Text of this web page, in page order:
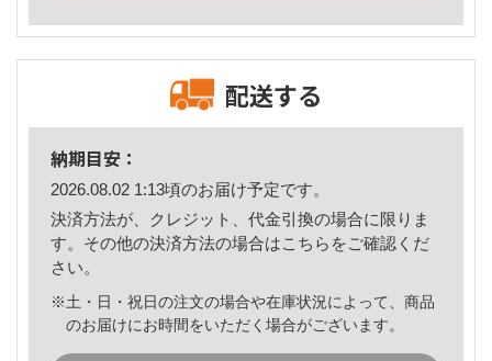
配送する
納期目安：
2026.08.02 1:13頃のお届け予定です。
決済方法が、クレジット、代金引換の場合に限りま
す。その他の決済方法の場合はこちら をご確認くだ
さい。
※土・日・祝日の注文の場合や在庫状況によって、商品
のお届けにお時間をいただく場合がございます。